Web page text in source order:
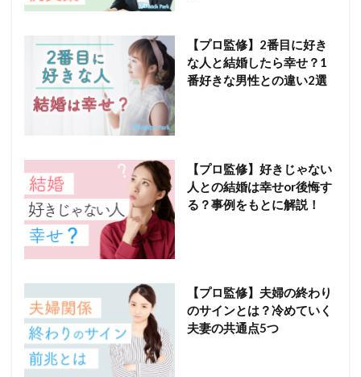
【プロ監修】2番目に好き
な人と結婚したら幸せ？1
番好きな男性との違い2選
【プロ監修】好きじゃない
人との結婚は幸せor後悔す
る？事例をもとに解説！
【プロ監修】夫婦の終わり
のサインとは？冷めていく
夫妻の共通点5つ